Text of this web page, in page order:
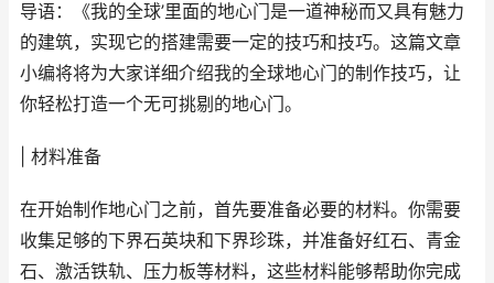
导语：《我的全球’里面的地心门是一道神秘而又具有魅力
的建筑，实现它的搭建需要一定的技巧和技巧。这篇文章
小编将将为大家详细介绍我的全球地心门的制作技巧，让
你轻松打造一个无可挑剔的地心门。
| 材料准备
在开始制作地心门之前，首先要准备必要的材料。你需要
收集足够的下界石英块和下界珍珠，并准备好红石、青金
石、激活铁轨、压力板等材料，这些材料能够帮助你完成